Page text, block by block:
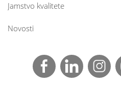
Jamstvo kvalitete
Novosti